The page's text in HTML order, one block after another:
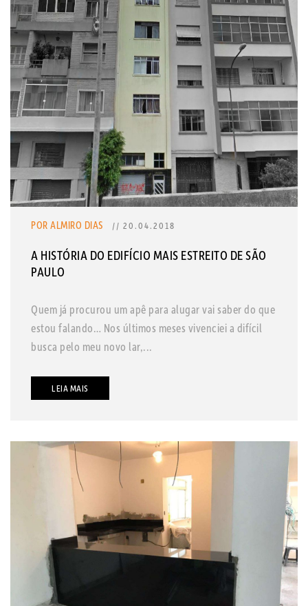
POR ALMIRO DIAS // 20.04.2018
A HISTÓRIA DO EDIFÍCIO MAIS ESTREITO DE SÃO
PAULO
Quem já procurou um apê para alugar vai saber do que
estou falando… Nos últimos meses vivenciei a difícil
busca pelo meu novo lar,...
LEIA MAIS